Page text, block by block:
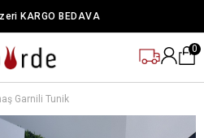
KARGO BEDAVA
0
Garnili Tunik